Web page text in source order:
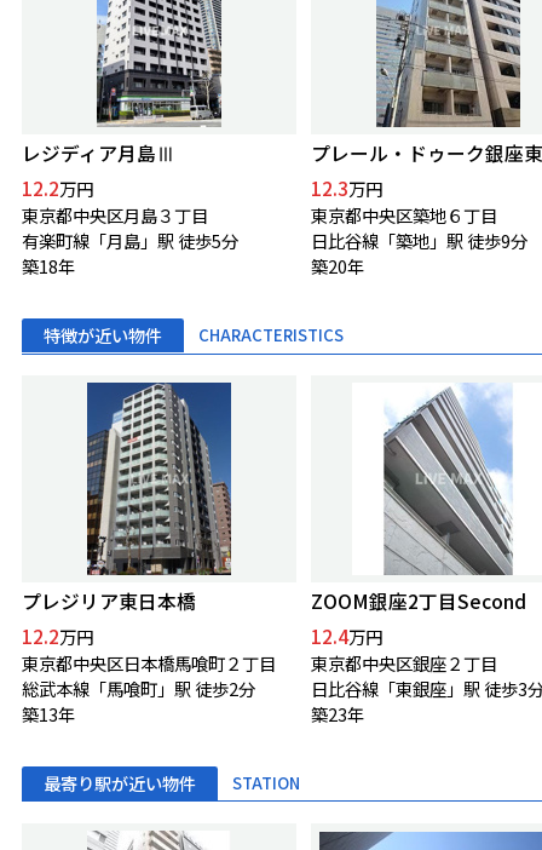
レジディア月島Ⅲ
12.2万円
東京都中央区月島３丁目
有楽町線「月島」駅 徒歩5分
築18年
プレール・ドゥーク銀座東
12.3万円
東京都中央区築地６丁目
日比谷線「築地」駅 徒歩9分
築20年
特徴が近い物件 CHARACTERISTICS
プレジリア東日本橋
12.2万円
東京都中央区日本橋馬喰町２丁目
総武本線「馬喰町」駅 徒歩2分
築13年
ZOOM銀座2丁目Second
12.4万円
東京都中央区銀座２丁目
日比谷線「東銀座」駅 徒歩3
築23年
最寄り駅が近い物件 STATION